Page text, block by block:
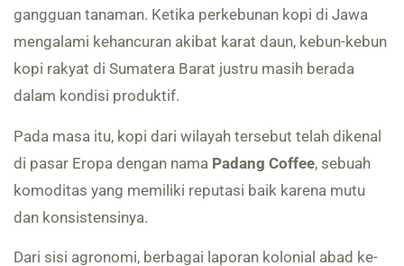
gangguan tanaman. Ketika perkebunan kopi di Jawa
mengalami kehancuran akibat karat daun, kebun-kebun
kopi rakyat di Sumatera Barat justru masih berada
dalam kondisi produktif.
Pada masa itu, kopi dari wilayah tersebut telah dikenal
di pasar Eropa dengan nama Padang Coffee, sebuah
komoditas yang memiliki reputasi baik karena mutu
dan konsistensinya.
Dari sisi agronomi, berbagai laporan kolonial abad ke-